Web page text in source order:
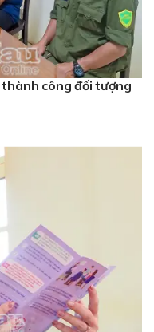
công đối tượng